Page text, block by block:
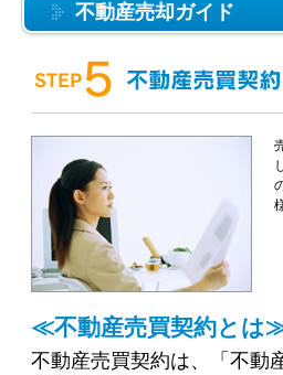
不動産売却ガイド
≪不動産売買契約とは
不動産売買契約は、「不動